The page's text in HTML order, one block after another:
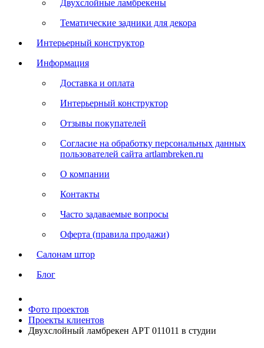
Двухслойные ламбрекены
Тематические задники для декора
Интерьерный конструктор
Информация
Доставка и оплата
Интерьерный конструктор
Отзывы покупателей
Согласие на обработку персональных данных
пользователей сайта artlambreken.ru
О компании
Контакты
Часто задаваемые вопросы
Оферта (правила продажи)
Салонам штор
Блог
Фото проектов
Проекты клиентов
Двухслойный ламбрекен АРТ 011011 в студии